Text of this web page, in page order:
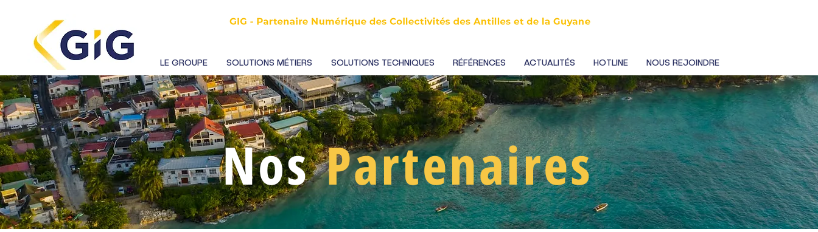
LE GROUPE SOLUTIONS MÉTIERS SOLUTIONS TECHNIQUES RÉFÉRENCES ACTUALITÉS HOTLINE NOUS REJOINDRE
NosPartenaires